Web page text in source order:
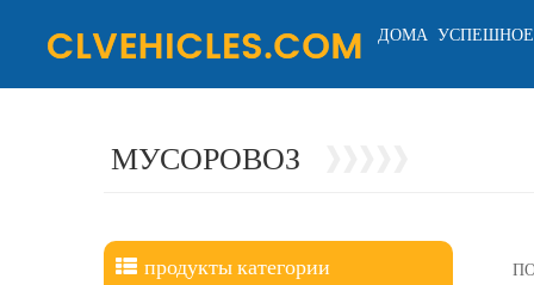
ДОМА
МУСОРОВОЗ
продукты категории